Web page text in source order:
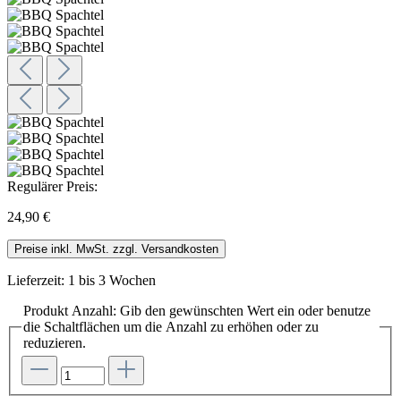
Regulärer Preis:
24,90 €
Preise inkl. MwSt. zzgl. Versandkosten
Lieferzeit: 1 bis 3 Wochen
Produkt Anzahl: Gib den gewünschten Wert ein oder benutze
die Schaltflächen um die Anzahl zu erhöhen oder zu
reduzieren.